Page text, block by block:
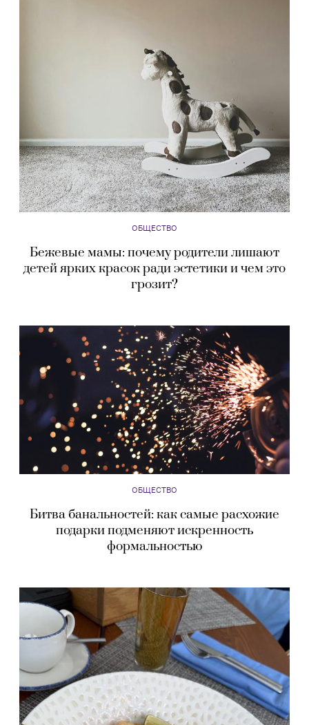
ОБЩЕСТВО
Бежевые мамы: почему родители лишают
детей ярких красок ради эстетики и чем это
грозит?
ОБЩЕСТВО
Битва банальностей: как самые расхожие
подарки подменяют искренность
формальностью